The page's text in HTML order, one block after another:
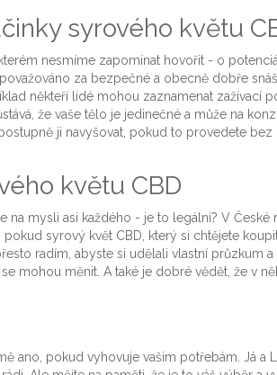
syrového květu
nesmíme zapomínat hovořit - o
za bezpečné a obecně dobře
někteří lidé mohou zaznamenat zažívací
že vaše tělo je jedinečné a může na
ji navyšovat, pokud to provedete
květu CBD
na mysli asi každého - je to legální? V
pokud syrový květ CBD, který si chtějete
radím, abyste si udělali vlastní průzkum
mohou měnit. A také je dobré vědět, že v
ano, pokud vyhovuje vašim potřebám. Já a